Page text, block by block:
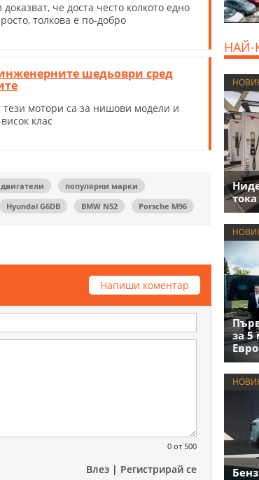
че доста често колкото едно
толкова е по-добро
шедьоври сред
тези мотори са за нишови модели и
клас
популярни марки
Hyundai G6DB BMW N52 Porsche М96
Напиши коментар
0 от 500
Влез | Регистрирай се
НАЙ-
за 5